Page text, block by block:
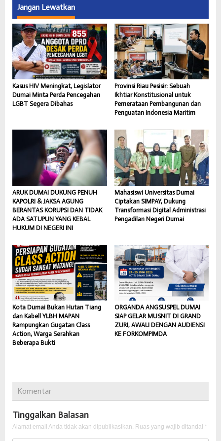
Jangan Lewatkan
Kasus HIV Meningkat, Legislator
Dumai Minta Perda Pencegahan
LGBT Segera Dibahas
Provinsi Riau Pesisir: Sebuah
Ikhtiar Konstitusional untuk
Pemerataan Pembangunan dan
Penguatan Indonesia Maritim
ARUK DUMAI DUKUNG PENUH
KAPOLRI & JAKSA AGUNG
BERANTAS KORUPSI DAN TIDAK
ADA SATUPUN YANG KEBAL
HUKUM DI NEGERI INI
Mahasiswi Universitas Dumai
Ciptakan SIMPAY, Dukung
Transformasi Digital Administrasi
Pengadilan Negeri Dumai
Kota Dumai Bukan Hutan Tiang
dan Kabel! YLBH MAPAN
Rampungkan Gugatan Class
Action, Warga Serahkan
Beberapa Bukti
ORGANDA ANGSUSPEL DUMAI
SIAP GELAR MUSNIT DI GRAND
ZURI, AWALI DENGAN AUDIENSI
KE FORKOMPIMDA
Komentar
Tinggalkan Balasan
Alamat email Anda tidak akan dipublikasikan. Ruas yang wajib ditandai *